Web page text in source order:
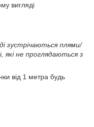
вигляді
зустрічаються плями/
які не проглядаються з
від 1 метра будь